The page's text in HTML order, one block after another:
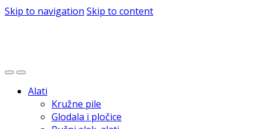
Skip to navigation Skip to content
Alati
Kružne pile
Glodala i pločice